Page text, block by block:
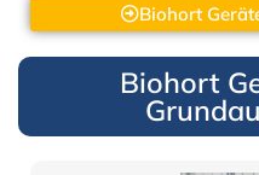
Biohort
Biohort